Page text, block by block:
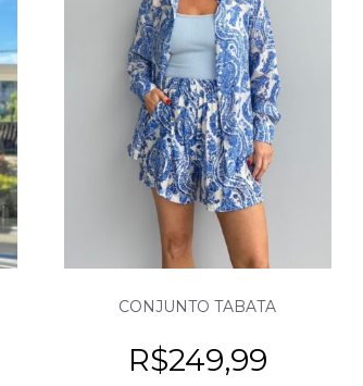
CONJUNTO TABATA
R$249,99